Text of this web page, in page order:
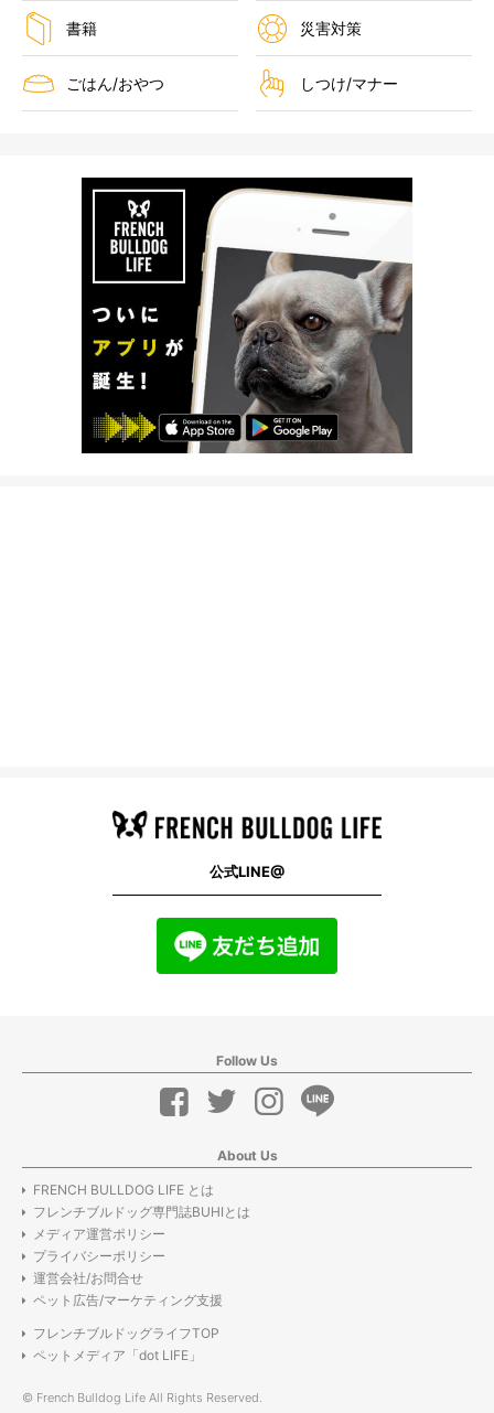
書籍 災害対策
ごはん/おやつ しつけ/マナー
公式LINE@
Follow Us
About Us
FRENCH BULLDOG LIFE とは
フレンチブルドッグ専門誌BUHIとは
メディア運営ポリシー
プライバシーポリシー
運営会社/お問合せ
ペット広告/マーケティング支援
フレンチブルドッグライフTOP
ペットメディア「dot LIFE」
© French Bulldog Life All Rights Reserved.